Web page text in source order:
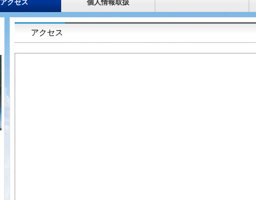
アクセス 個人情報取扱
アクセス